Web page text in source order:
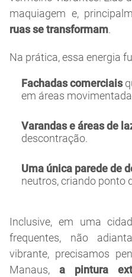
maquiagem e,
ruas se transformam.
Na prática, essa energia
Fachadas comerciais
em áreas
Varandas e áreas de
descontração.
Uma única parede de
neutros, criando ponto
Inclusive, em uma
frequentes, não
vibrante, precisamos
Manaus, a pintura